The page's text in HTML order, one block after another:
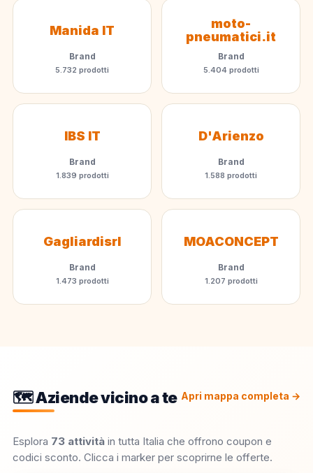
Manida IT
Brand
5.732 prodotti
moto-
pneumatici.it
Brand
5.404 prodotti
IBS IT
Brand
1.839 prodotti
D'Arienzo
Brand
1.588 prodotti
Gagliardisrl
Brand
1.473 prodotti
MOACONCEPT
Brand
1.207 prodotti
🗺️ Aziende vicino a te Apri mappa completa →
Esplora 73 attività in tutta Italia che offrono coupon e
codici sconto. Clicca i marker per scoprirne le offerte.